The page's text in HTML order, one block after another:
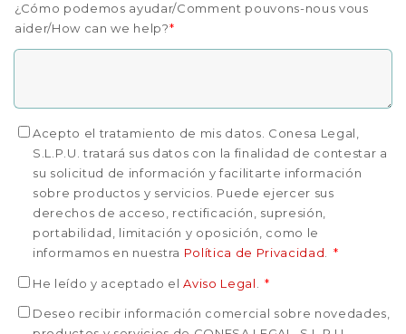
¿Cómo podemos ayudar/Comment pouvons-nous vous
aider/How can we help?*
Acepto el tratamiento de mis datos. Conesa Legal,
S.L.P.U. tratará sus datos con la finalidad de contestar a
su solicitud de información y facilitarte información
sobre productos y servicios. Puede ejercer sus
derechos de acceso, rectificación, supresión,
portabilidad, limitación y oposición, como le
informamos en nuestra Política de Privacidad *
He leído y aceptado elAviso Legal *
Deseo recibir información comercial sobre novedades,